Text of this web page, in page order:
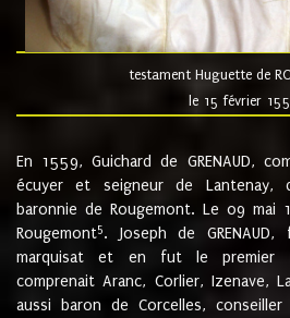
testament Huguette de
le 15 février
En 1559, Guichard de GRENAUD,
écuyer et seigneur de Lantenay,
baronnie de Rougemont. Le 09 mai
Rougemont5. Joseph de
marquisat et en fut le premier
comprenait Aranc, Corlier, Izenave,
aussi baron de Corcelles,